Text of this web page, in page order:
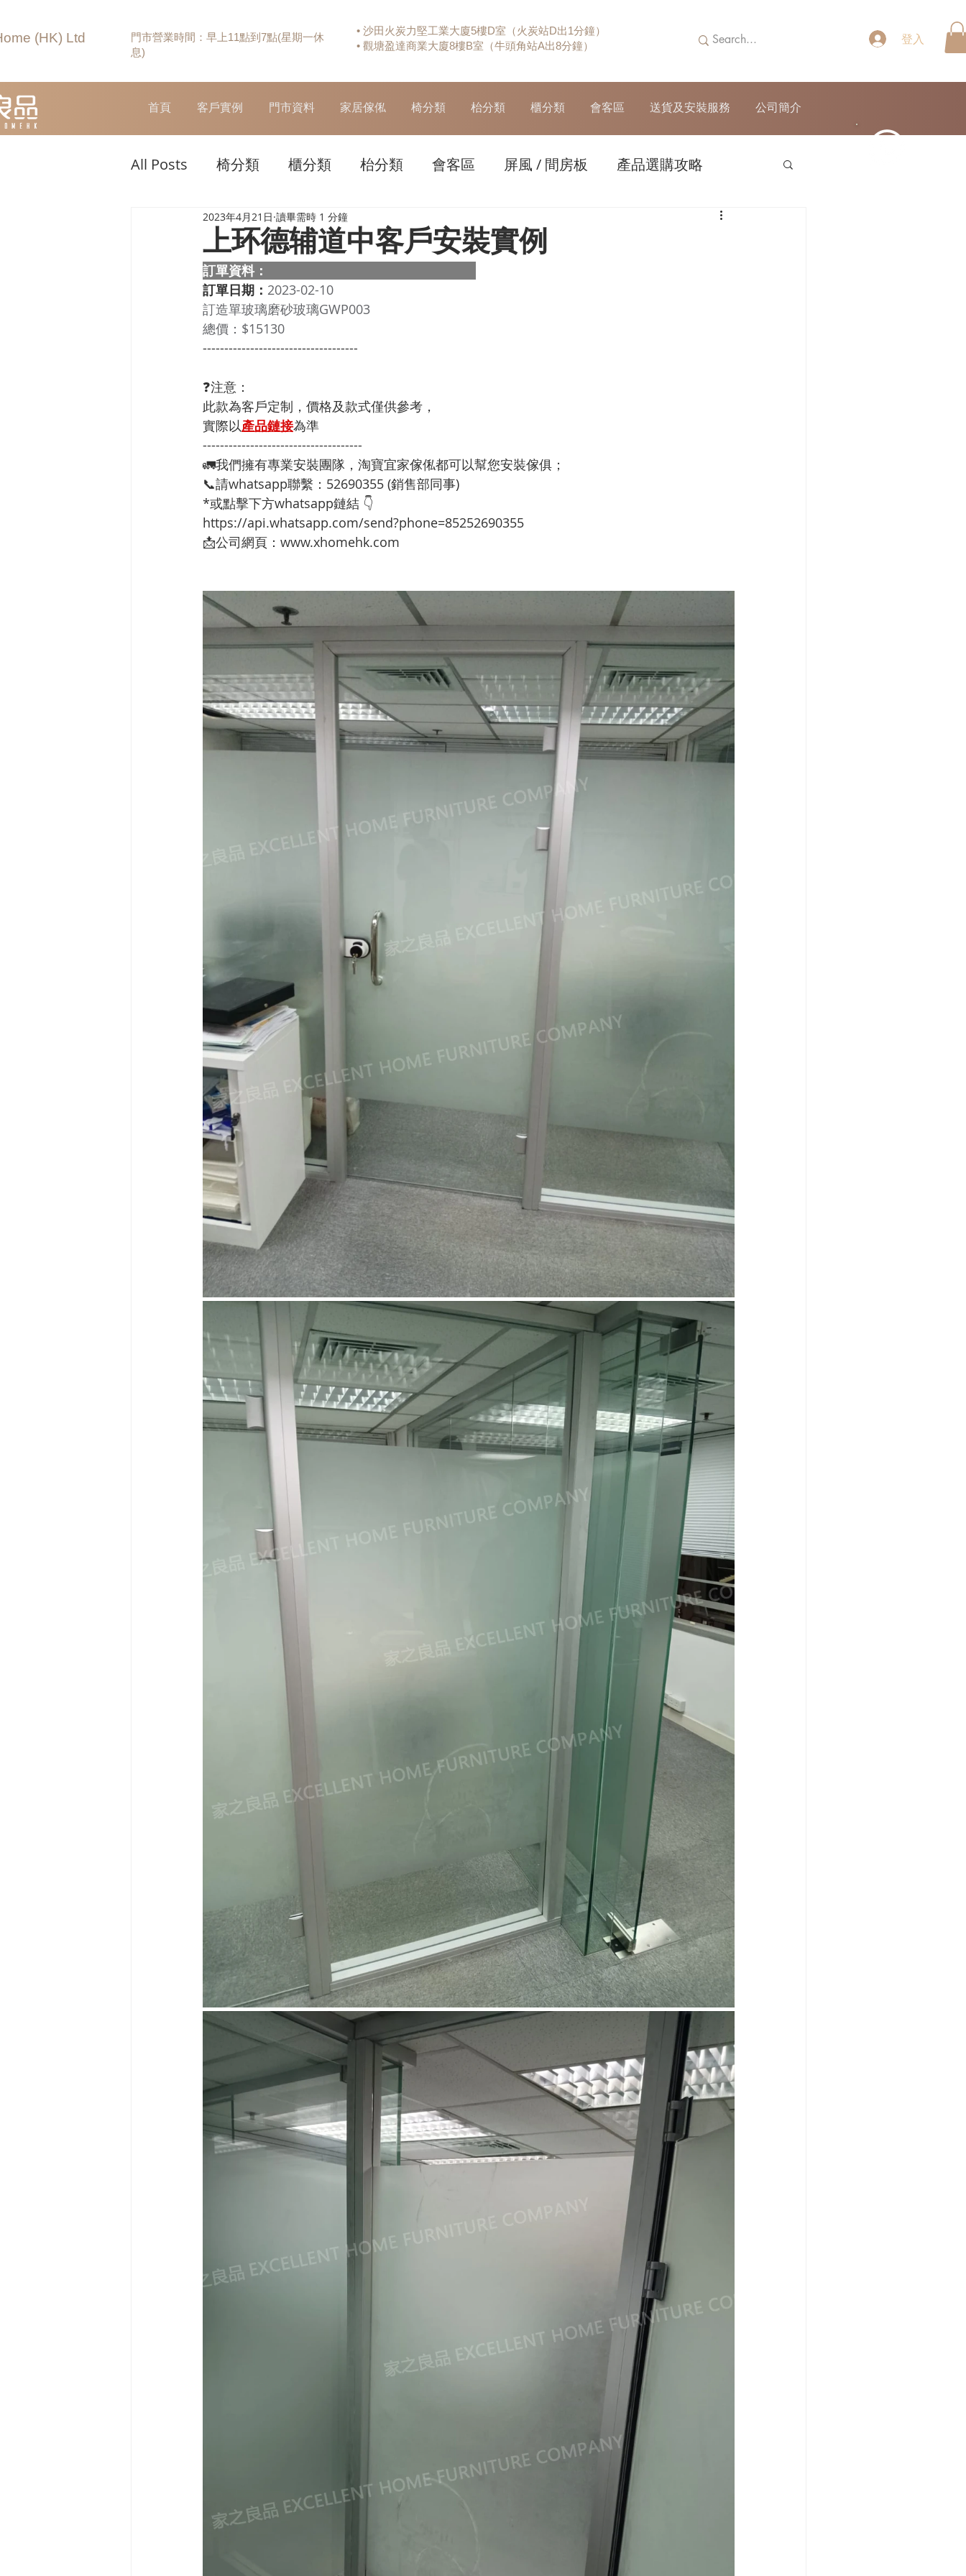
(HK) Ltd
門市營業時間：早上11點到7點(星期一休
息)
• 沙田火炭力堅工業大廈5樓D室（火炭站D出1分鐘）
• 觀塘盈達商業大廈8樓B室（牛頭角站A出8分鐘）
登入
首頁 客戶實例 門市資料 家居傢俬 椅分類 枱分類 櫃分類 會客區 送貨及安裝服務 公司簡介
All Posts 椅分類 櫃分類 枱分類 會客區 屏風 / 間房板 產品選購攻略
上环德辅道中客戶安裝實例
2023年4月21日 讀畢需時 1 分鐘
訂單資料：
訂單日期： 2023-02-10
訂造單玻璃磨砂玻璃GWP003
總價：$15130
------------------------------------
❓注意：
此款為客戶定制，價格及款式僅供參考，
實際以產品鏈接為準
-------------------------------------
🚛我們擁有專業安裝團隊，淘寶宜家傢俬都可以幫您安裝傢俱；
📞請whatsapp聯繫：52690355 (銷售部同事)
*或點擊下方whatsapp鏈結 👇
https://api.whatsapp.com/send?phone=85252690355
📩公司網頁：www.xhomehk.com